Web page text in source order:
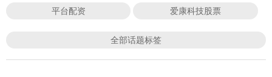
平台配资 爱康科技股票
全部话题标签